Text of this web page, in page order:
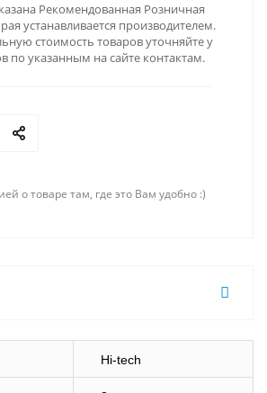
Рекомендованная Розничная
устанавливается производителем.
стоимость товаров уточняйте у
по указанным на сайте контактам.
о товаре там, где это Вам удобно :)
Hi-tech